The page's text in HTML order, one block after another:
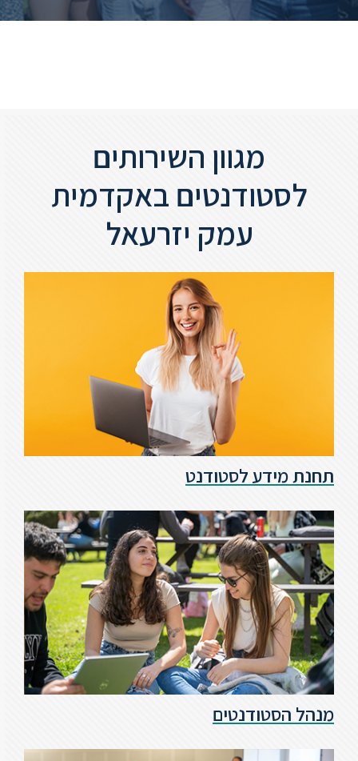
אנגלית
אקדמי
חוץ
מתעניינים
סגל
שכר
לימוד
מחקר
והוראה
היחידה
לבינלאומיות
ספריה
מגוון השירותים
לסטודנטים באקדמית
עמק יזרעאל
תחנת מידע לסטודנט
מנהל הסטודנטים